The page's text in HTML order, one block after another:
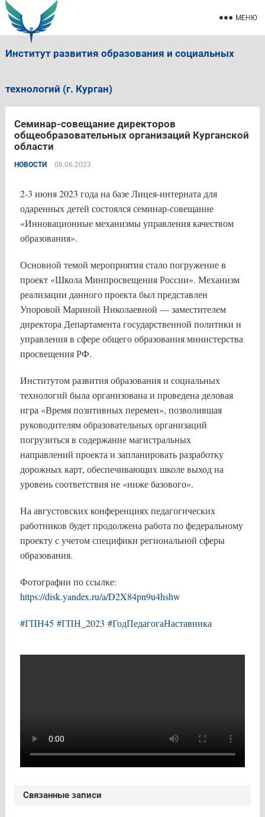
Институт развития образования и социальных
технологий (г. Курган)
МЕНЮ
Семинар-совещание директоров
общеобразовательных организаций Курганской
области
НОВОСТИ 06.06.2023
2-3 июня 2023 года на базе Лицея-интерната для
одаренных детей состоялся семинар-совещание
«Инновационные механизмы управления качеством
образования».
Основной темой мероприятия стало погружение в
проект «Школа Минпросвещения России». Механизм
реализации данного проекта был представлен
Упоровой Мариной Николаевной — заместителем
директора Департамента государственной политики и
управления в сфере общего образования министерства
просвещения РФ.
Институтом развития образования и социальных
технологий была организована и проведена деловая
игра «Время позитивных перемен», позволившая
руководителям образовательных организаций
погрузиться в содержание магистральных
направлений проекта и запланировать разработку
дорожных карт, обеспечивающих школе выход на
уровень соответствия не «ниже базового».
На августовских конференциях педагогических
работников будет продолжена работа по федеральному
проекту с учетом специфики региональной сферы
образования.
Фотографии по ссылке:
https://disk.yandex.ru/a/D2X84pn9u4hshw
#ГПН45 #ГПН_2023 #ГодПедагогаНаставника
Связанные записи